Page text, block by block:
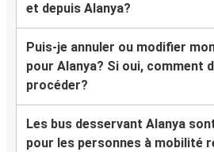
et depuis Alanya?
Puis-je annuler ou modifier
pour Alanya? Si oui, comment
procéder?
Les bus desservant Alanya
pour les personnes à mobilité